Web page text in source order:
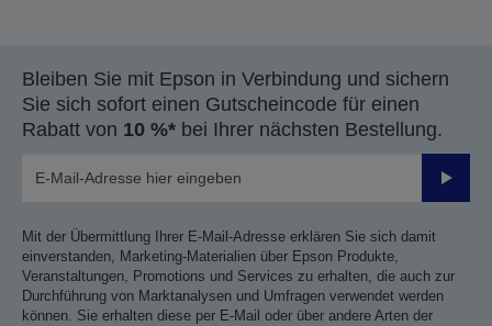
Bleiben Sie mit Epson in Verbindung und sichern
Sie sich sofort einen Gutscheincode für einen
Rabatt von 10 %* bei Ihrer nächsten Bestellung.
Mit der Übermittlung Ihrer E-Mail-Adresse erklären Sie sich damit
einverstanden, Marketing-Materialien über Epson Produkte,
Veranstaltungen, Promotions und Services zu erhalten, die auch zur
Durchführung von Marktanalysen und Umfragen verwendet werden
können. Sie erhalten diese per E-Mail oder über andere Arten der